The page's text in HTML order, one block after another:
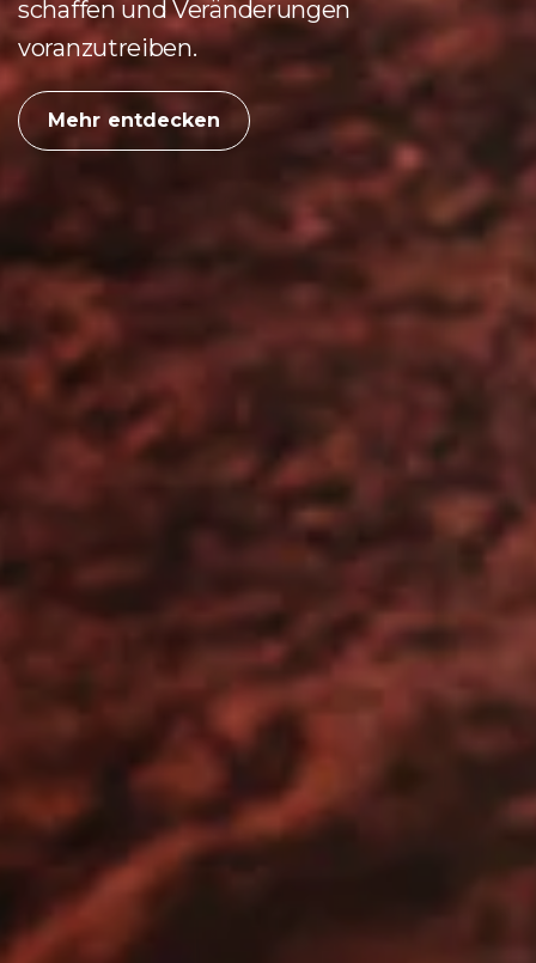
schaffen und Veränderungen
voranzutreiben.
Mehr entdecken